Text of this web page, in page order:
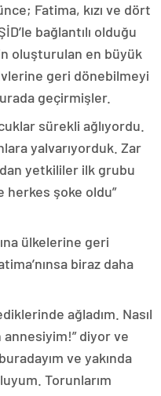
Fatima, kızı ve dört
bağlantılı olduğu
oluşturulan en büyük
geri dönebilmeyi
geçirmişler.
sürekli ağlıyordu.
yalvarıyorduk. Zar
yetkililer ilk grubu
herkes şoke oldu”
ülkelerine geri
biraz daha
ağladım. Nasıl
annesiyim!” diyor ve
ve yakında
Torunlarım